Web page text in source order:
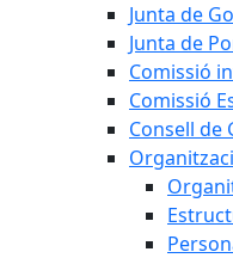
Junta de
Junta de
Comissió
Comissió
Consell de